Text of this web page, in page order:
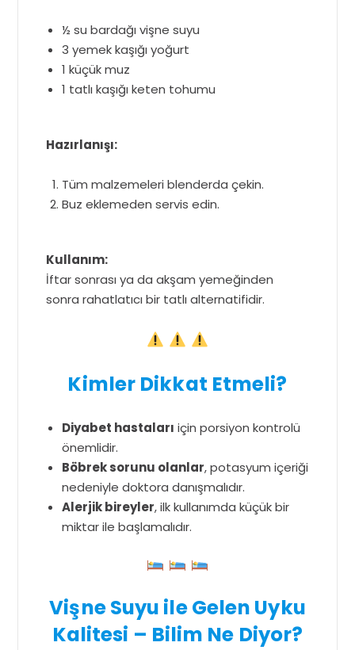
½ su bardağı vişne suyu
3 yemek kaşığı yoğurt
1 küçük muz
1 tatlı kaşığı keten tohumu
Hazırlanışı:
Tüm malzemeleri blenderda çekin.
Buz eklemeden servis edin.
Kullanım:
İftar sonrası ya da akşam yemeğinden
sonra rahatlatıcı bir tatlı alternatifidir.
Kimler Dikkat Etmeli?
Diyabet hastaları için porsiyon kontrolü
önemlidir.
Böbrek sorunu olanlar, potasyum içeriği
nedeniyle doktora danışmalıdır.
Alerjik bireyler, ilk kullanımda küçük bir
miktar ile başlamalıdır.
Vişne Suyu ile Gelen Uyku
Kalitesi – Bilim Ne Diyor?